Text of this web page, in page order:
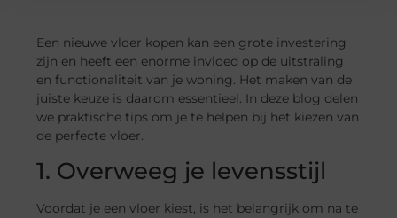
Een nieuwe vloer kopen kan een grote investering
zijn en heeft een enorme invloed op de uitstraling
en functionaliteit van je woning. Het maken van de
juiste keuze is daarom essentieel. In deze blog delen
we praktische tips om je te helpen bij het kiezen van
de perfecte vloer.
1. Overweeg je levensstijl
Voordat je een vloer kiest, is het belangrijk om na te